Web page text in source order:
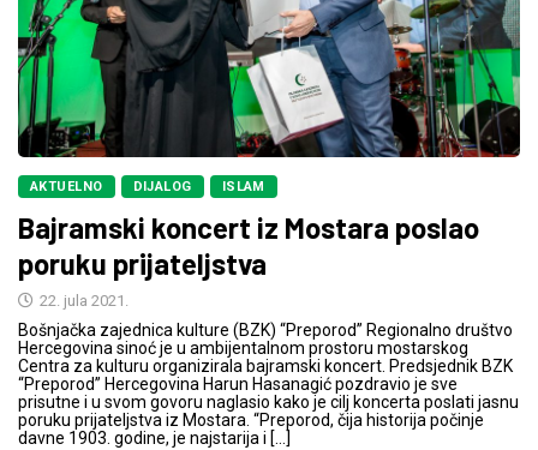
AKTUELNO DIJALOG ISLAM
Bajramski koncert iz Mostara poslao
poruku prijateljstva
22. jula 2021.
Bošnjačka zajednica kulture (BZK) “Preporod” Regionalno društvo
Hercegovina sinoć je u ambijentalnom prostoru mostarskog
Centra za kulturu organizirala bajramski koncert. Predsjednik BZK
“Preporod” Hercegovina Harun Hasanagić pozdravio je sve
prisutne i u svom govoru naglasio kako je cilj koncerta poslati jasnu
poruku prijateljstva iz Mostara. “Preporod, čija historija počinje
davne 1903. godine, je najstarija i […]